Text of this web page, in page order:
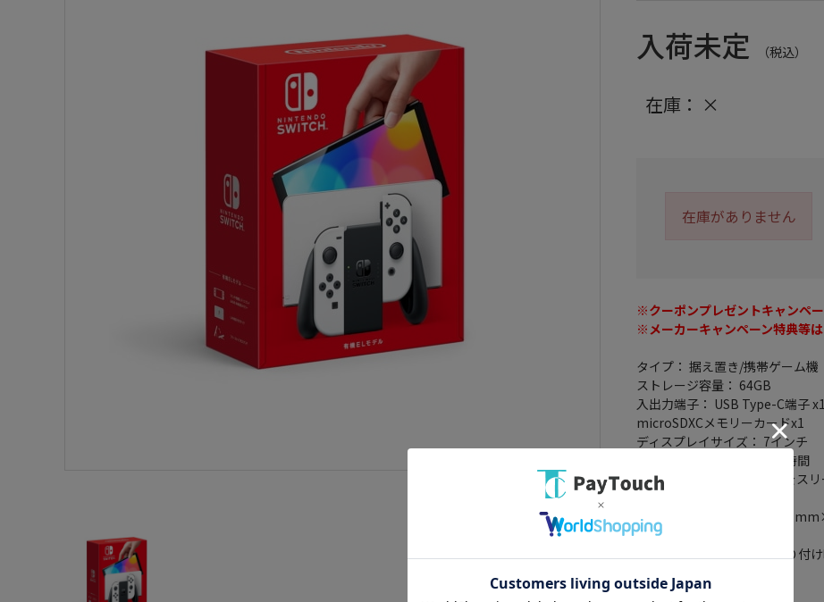
入荷未定 （税込）
在庫： ×
在庫がありません
※クーポンプレゼントキャンペ
※メーカーキャンペーン特典等
タイプ： 据え置き/携帯ゲーム機
ストレージ容量： 64GB
入出力端子： USB Type-C端子
microSDXCメモリーカードx1
ディスプレイサイズ： 7インチ
駆動時間(目安)： 約4.5～9時間
充電時間： 約3時間※本体をスリ
サイズ： 縦102mm×横
28.4mm
重量： 約320g(Joy-Con取り付